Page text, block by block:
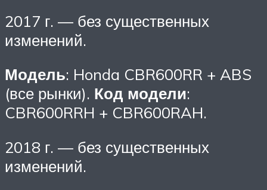
2017 г. — без существенных
изменений.
Модель: Honda CBR600RR + ABS
(все рынки). Код модели:
CBR600RRH + CBR600RAH.
2018 г. — без существенных
изменений.